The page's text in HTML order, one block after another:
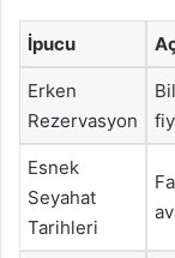
İpucu
Erken
Rezervasyon
Esnek
Seyahat
Tarihleri